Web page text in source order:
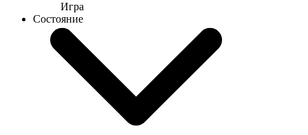
Игра
Состояние